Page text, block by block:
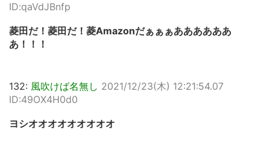
ID:qaVdJBnfp
菱田だ！菱田だ！菱Amazonだぁぁぁああああああ
あ！！！
132: 風吹けば名無し 2021/12/23(木) 12:21:54.07
ID:49OX4H0d0
ヨシオオオオオオオオオ